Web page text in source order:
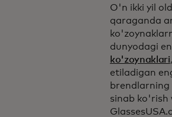
O'n ikki yil
qaraganda
dunyodagi
ko'zoynaklari,
etiladigan
brendlarning
sinab ko'rish